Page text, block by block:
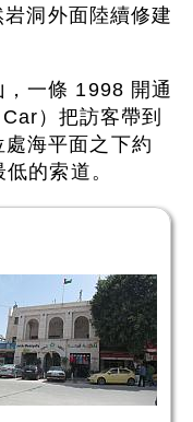
洞外面陸續修建
一條 1998 開通
）把訪客帶到
海平面之下約
的索道。